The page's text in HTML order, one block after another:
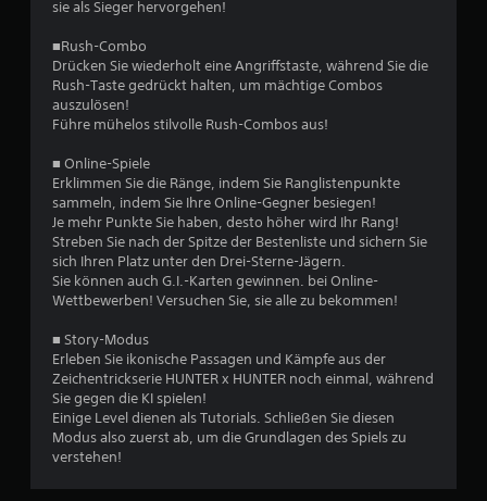
g
u
n
g
e
n
d
e
r
S
t
e
u
e
r
e
l
e
m
e
n
t
e
d
e
sie als Sieger hervorgehen!
■Rush-Combo
Drücken Sie wiederholt eine Angriffstaste, während Sie die
Rush-Taste gedrückt halten, um mächtige Combos
auszulösen!
Führe mühelos stilvolle Rush-Combos aus!
■ Online-Spiele
Erklimmen Sie die Ränge, indem Sie Ranglistenpunkte
sammeln, indem Sie Ihre Online-Gegner besiegen!
Je mehr Punkte Sie haben, desto höher wird Ihr Rang!
Streben Sie nach der Spitze der Bestenliste und sichern Sie
sich Ihren Platz unter den Drei-Sterne-Jägern.
Sie können auch G.I.-Karten gewinnen. bei Online-
Wettbewerben! Versuchen Sie, sie alle zu bekommen!
■ Story-Modus
Erleben Sie ikonische Passagen und Kämpfe aus der
Zeichentrickserie HUNTER x HUNTER noch einmal, während
Sie gegen die KI spielen!
Einige Level dienen als Tutorials. Schließen Sie diesen
Modus also zuerst ab, um die Grundlagen des Spiels zu
verstehen!